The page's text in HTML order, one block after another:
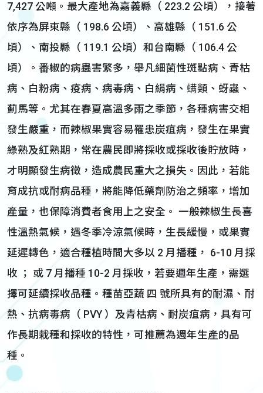
7,427 公噸。最大產地為嘉義縣（ 223.2 公頃），接著
依序為屏東縣（ 198.6 公頃）、高雄縣（ 151.6 公
頃）、南投縣（ 119.1 公頃）和台南縣（ 106.4 公
頃）。番椒的病蟲害繁多，舉凡細菌性斑點病、青枯
病、白粉病、疫病、病毒病、白絹病、螨類、蚜蟲、
薊馬等。尤其在春夏高溫多雨之季節，各種病害交相
發生嚴重，而辣椒果實容易罹患炭疽病，發生在果實
綠熟及紅熟期，常在農民即將採收或採收後貯放時，
才明顯發生病徵，造成農民重大之損失。因此，若能
育成抗或耐病品種，將能降低藥劑防治之頻率，增加
產量，也保障消費者食用上之安全。 一般辣椒生長喜
性溫熱氣候，遇冬季冷涼氣候時，生長緩慢，或果實
延遲轉色，適合種植時間大多以 2 月播種， 6-10 月採
收 ； 或 7 月播種 10-2 月採收，若要週年生產，需選
擇可延續採收品種。種苗亞蔬 四 號所具有的耐濕、耐
熱、抗病毒病（ PVY ）及青枯病、耐炭疽病，具有可
作長期栽種和採收的特性，可推薦為週年生產的品
種。